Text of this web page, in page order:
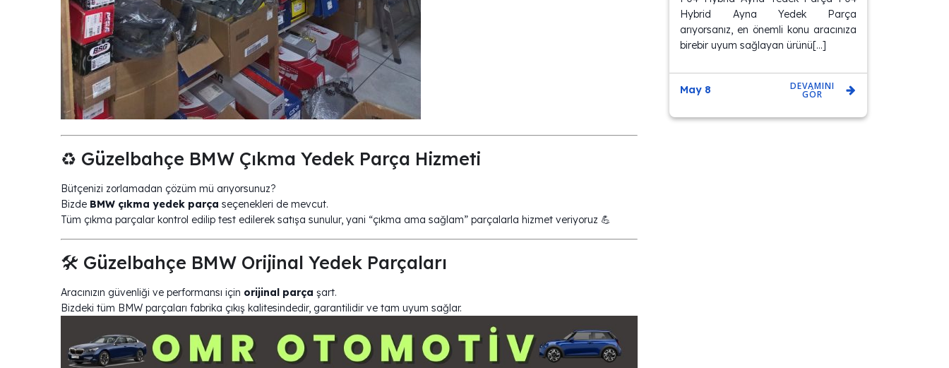
♻️ Güzelbahçe BMW Çıkma Yedek Parça Hizmeti
Bütçenizi zorlamadan çözüm mü arıyorsunuz?
Bizde BMW çıkma yedek parça seçenekleri de mevcut.
Tüm çıkma parçalar kontrol edilip test edilerek satışa sunulur, yani “çıkma ama sağlam” parçalarla hizmet veriyoruz 💪
🛠️ Güzelbahçe BMW Orijinal Yedek Parçaları
Aracınızın güvenliği ve performansı için orijinal parça şart.
Bizdeki tüm BMW parçaları fabrika çıkış kalitesindedir, garantilidir ve tam uyum sağlar.
Hybrid Ayna Yedek Parça
arıyorsanız, en önemli konu aracınıza
birebir uyum sağlayan ürünü[…]
May 8 DEVAMINI
GÖR